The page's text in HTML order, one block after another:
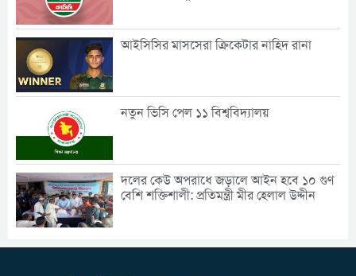
আইসিসির মাসসেরা ক্রিকেটার নাহিদ রানা
নতুন ভিসি পেল ১১ বিশ্ববিদ্যালয়
দলের কেউ অপরাধে জড়ালে আইন হবে ১০ গুণ
বেশি শক্তিশালী: প্রতিমন্ত্রী মীর হেলাল উদ্দীন